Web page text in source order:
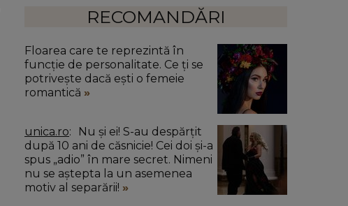
RECOMANDĂRI
Floarea care te reprezintă în
funcție de personalitate. Ce ți se
potrivește dacă ești o femeie
romantică
unica.ro
după 10 ani de căsnicie! Cei doi și-a
spus „adio” în mare secret. Nimeni
nu se aștepta la un asemenea
motiv al separării!